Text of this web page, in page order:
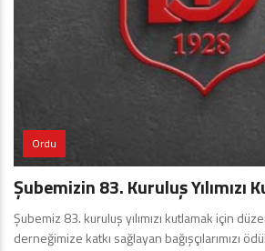
Ordu
Şubemizin 83. Kuruluş Yılımızı
Şubemiz 83. kuruluş yılımızı kutlamak için
derneğimize katkı sağlayan bağışçılarımızı